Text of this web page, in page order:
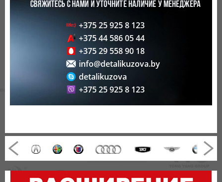
СВЯЖИТЕСЬ С НАМИ И УТОЧНИТЕ НАЛИЧИЕ У МЕНЕДЖЕРА
+375 25 925 8 123
+375 44 586 05 44
+375 29 558 90 18
info@detalikuzova.by
detalikuzova
+375 25 925 8 123